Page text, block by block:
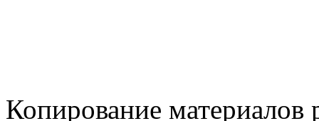
Копирование материалов